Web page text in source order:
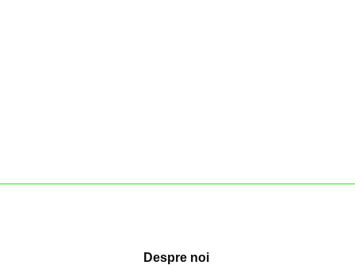
Despre noi